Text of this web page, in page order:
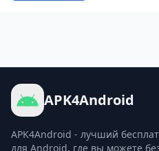
APK4Android
APK4Android - лучший
для Android, где вы можете